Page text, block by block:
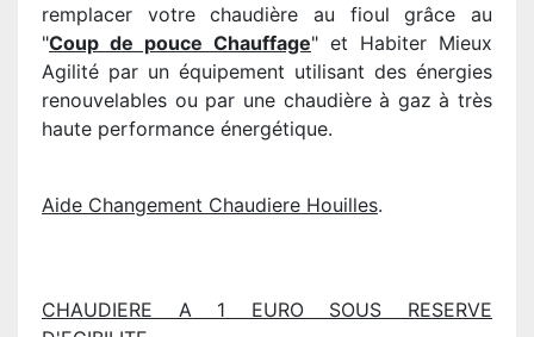
remplacer votre chaudière au fioul grâce au
"Coup de pouce Chauffage" et Habiter Mieux
Agilité par un équipement utilisant des énergies
renouvelables ou par une chaudière à gaz à très
haute performance énergétique.
Aide Changement Chaudiere Houilles.
CHAUDIERE A 1 EURO SOUS RESERVE